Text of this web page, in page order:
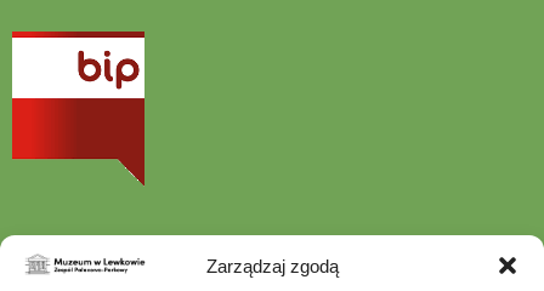
Zarządzaj zgodą
otwiera
nowej